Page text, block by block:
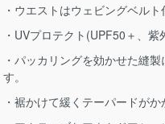
・ウエストはウェビングベルト
・UVプロテクト(UPF50＋、紫
・パッカリングを効かせた縫
す。
・裾かけて緩くテーパードが